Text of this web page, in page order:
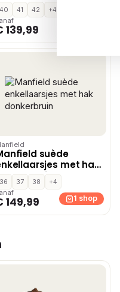
40 41 42
+4
139,99
suède
met hak
36 37 38
+4
149,99 1 shop